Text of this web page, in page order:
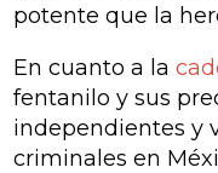
potente que la
En cuanto a la
fentanilo y sus
independientes y
criminales en